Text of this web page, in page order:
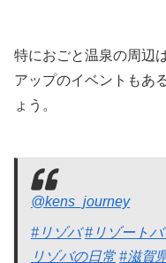
特におごと温泉の周辺
アップのイベントもあ
ょう。
@kens_journey
#リゾバ #リゾートバ
リゾバの日常 #滋賀